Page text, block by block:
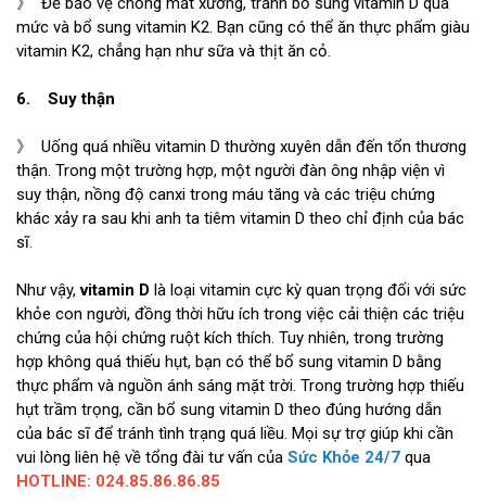
mức và bổ sung vitamin K2. Bạn cũng có thể ăn thực phẩm giàu
vitamin K2, chẳng hạn như sữa và thịt ăn cỏ.
6. Suy thận
》 Uống quá nhiều vitamin D thường xuyên dẫn đến tổn thương
thận. Trong một trường hợp, một người đàn ông nhập viện vì
suy thận, nồng độ canxi trong máu tăng và các triệu chứng
khác xảy ra sau khi anh ta tiêm vitamin D theo chỉ định của bác
sĩ.
Như vậy,vitamin D là loại vitamin cực kỳ quan trọng đối với sức
khỏe con người, đồng thời hữu ích trong việc cải thiện các triệu
chứng của hội chứng ruột kích thích. Tuy nhiên, trong trường
hợp không quá thiếu hụt, bạn có thể bổ sung vitamin D bằng
thực phẩm và nguồn ánh sáng mặt trời. Trong trường hợp thiếu
hụt trầm trọng, cần bổ sung vitamin D theo đúng hướng dẫn
của bác sĩ để tránh tình trạng quá liều. Mọi sự trợ giúp khi cần
vui lòng liên hệ về tổng đài tư vấn của Sức Khỏe 24/7 qua
HOTLINE: 024.85.86.86.85